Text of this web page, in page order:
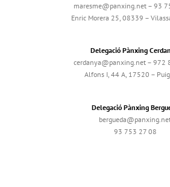
maresme@panxing.net – 93
Enric Morera 25, 08339 –
Delegació Pànxing
cerdanya@panxing.net – 972
Alfons I, 44 A, 17520 –
Delegació Pànxing
93 753 27 08